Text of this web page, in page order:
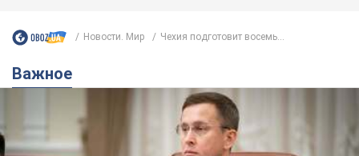
Новости. Мир Чехия подготовит восемь...
Важное